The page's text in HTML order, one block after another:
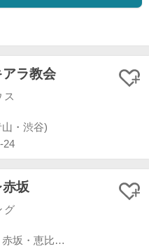
ラ教会
・渋谷)
24
坂
グ
赤坂見附駅 (六本木・赤坂・恵比寿・白金)